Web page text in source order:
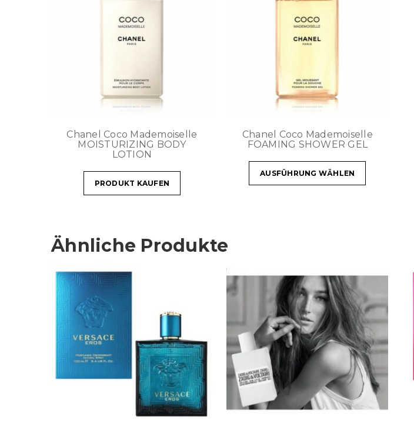
Chanel Coco Mademoiselle
MOISTURIZING BODY
LOTION
PRODUKT KAUFEN
Chanel Coco Mademoiselle
FOAMING SHOWER GEL
AUSFÜHRUNG WÄHLEN
Ähnliche Produkte